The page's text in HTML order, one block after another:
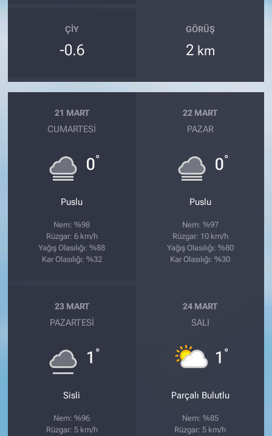
ÇIY
-0.6
GÖRÜŞ
2 km
21 MART
CUMARTESI
0°
Puslu
Nem: %98
Rüzgar: 6 km/h
Yağış Olasılığı: %88
Kar Olasılığı: %32
22 MART
PAZAR
0°
Puslu
Nem: %97
Rüzgar: 10 km/h
Yağış Olasılığı: %80
Kar Olasılığı: %30
23 MART
PAZARTESI
1 °
Sisli
Nem: %96
Rüzgar: 5 km/h
24 MART
SALI
1 °
Parçalı Bulutlu
Nem: %85
Rüzgar: 5 km/h